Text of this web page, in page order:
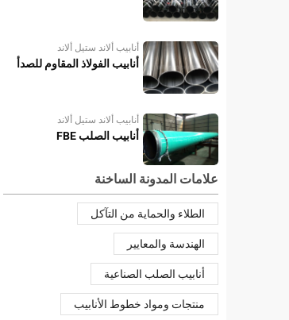
أنابيب ألاند ستيل ألاند
أنابيب الفولاذ المقاوم للصدأ
أنابيب ألاند ستيل ألاند
أنابيب الصلب FBE
علامات المدونة الساخنة
الطلاء والحماية من التآكل
الهندسة والمعايير
أنابيب الصلب الصناعية
منتجات ومواد خطوط الأنابيب